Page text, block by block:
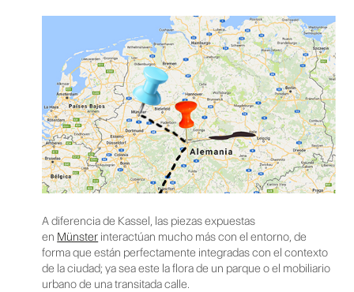
A diferencia de Kassel, las piezas expuestas
en Münster interactúan mucho más con el entorno, de
forma que están perfectamente integradas con el contexto
de la ciudad; ya sea este la flora de un parque o el mobiliario
urbano de una transitada calle.